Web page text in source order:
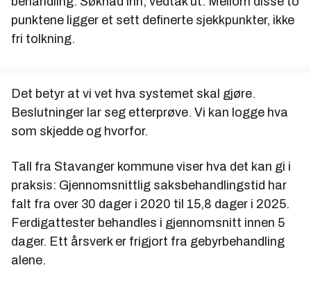
punktene ligger et sett definerte sjekkpunkter, ikke
fri tolkning.
Det betyr at vi vet hva systemet skal gjøre.
Beslutninger lar seg etterprøve. Vi kan logge hva
som skjedde og hvorfor.
Tall fra Stavanger kommune viser hva det kan gi i
praksis: Gjennomsnittlig saksbehandlingstid har
falt fra over 30 dager i 2020 til 15,8 dager i 2025.
Ferdigattester behandles i gjennomsnitt innen 5
dager. Ett årsverk er frigjort fra gebyrbehandling
alene.